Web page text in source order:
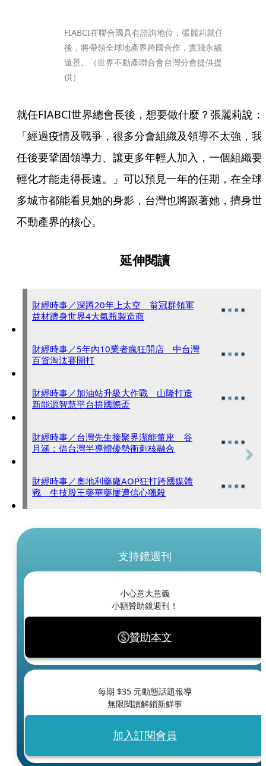
FIABCI在聯合國具有諮詢地位，張麗莉就任
後，將帶領全球地產界跨國合作，實踐永續
遠景。（世界不動產聯合會台灣分會提供提
供）
就任FIABCI世界總會長後，想要做什麼？張麗莉說：
「經過疫情及戰爭，很多分會組織及領導不太強，我
任後要鞏固領導力、讓更多年輕人加入，一個組織要
輕化才能走得長遠。」可以預見一年的任期，在全球
多城市都能看見她的身影，台灣也將跟著她，擠身世
不動產界的核心。
延伸閱讀
財經時事／深蹲20年上太空 翁冠群領軍
益材躋身世界4大氣瓶製造商
財經時事／5年內10業者瘋狂開店 中台灣
百貨淘汰賽開打
財經時事／加油站升級大作戰 山隆打造
新能源智慧平台拚國際盃
財經時事／台灣先生接聚界潔能董座 谷
月涵：借台灣半導體優勢衝刺核融合
財經時事／奧地利藥廠AOP狂打跨國媒體
戰 生技股王藥華藥屢遭信心獵殺
支持鏡週刊
小心意大意義
小額贊助鏡週刊！
贊助本文
每期 $35 元動態話題報導
無限閱讀解鎖新鮮事
加入訂閱會員